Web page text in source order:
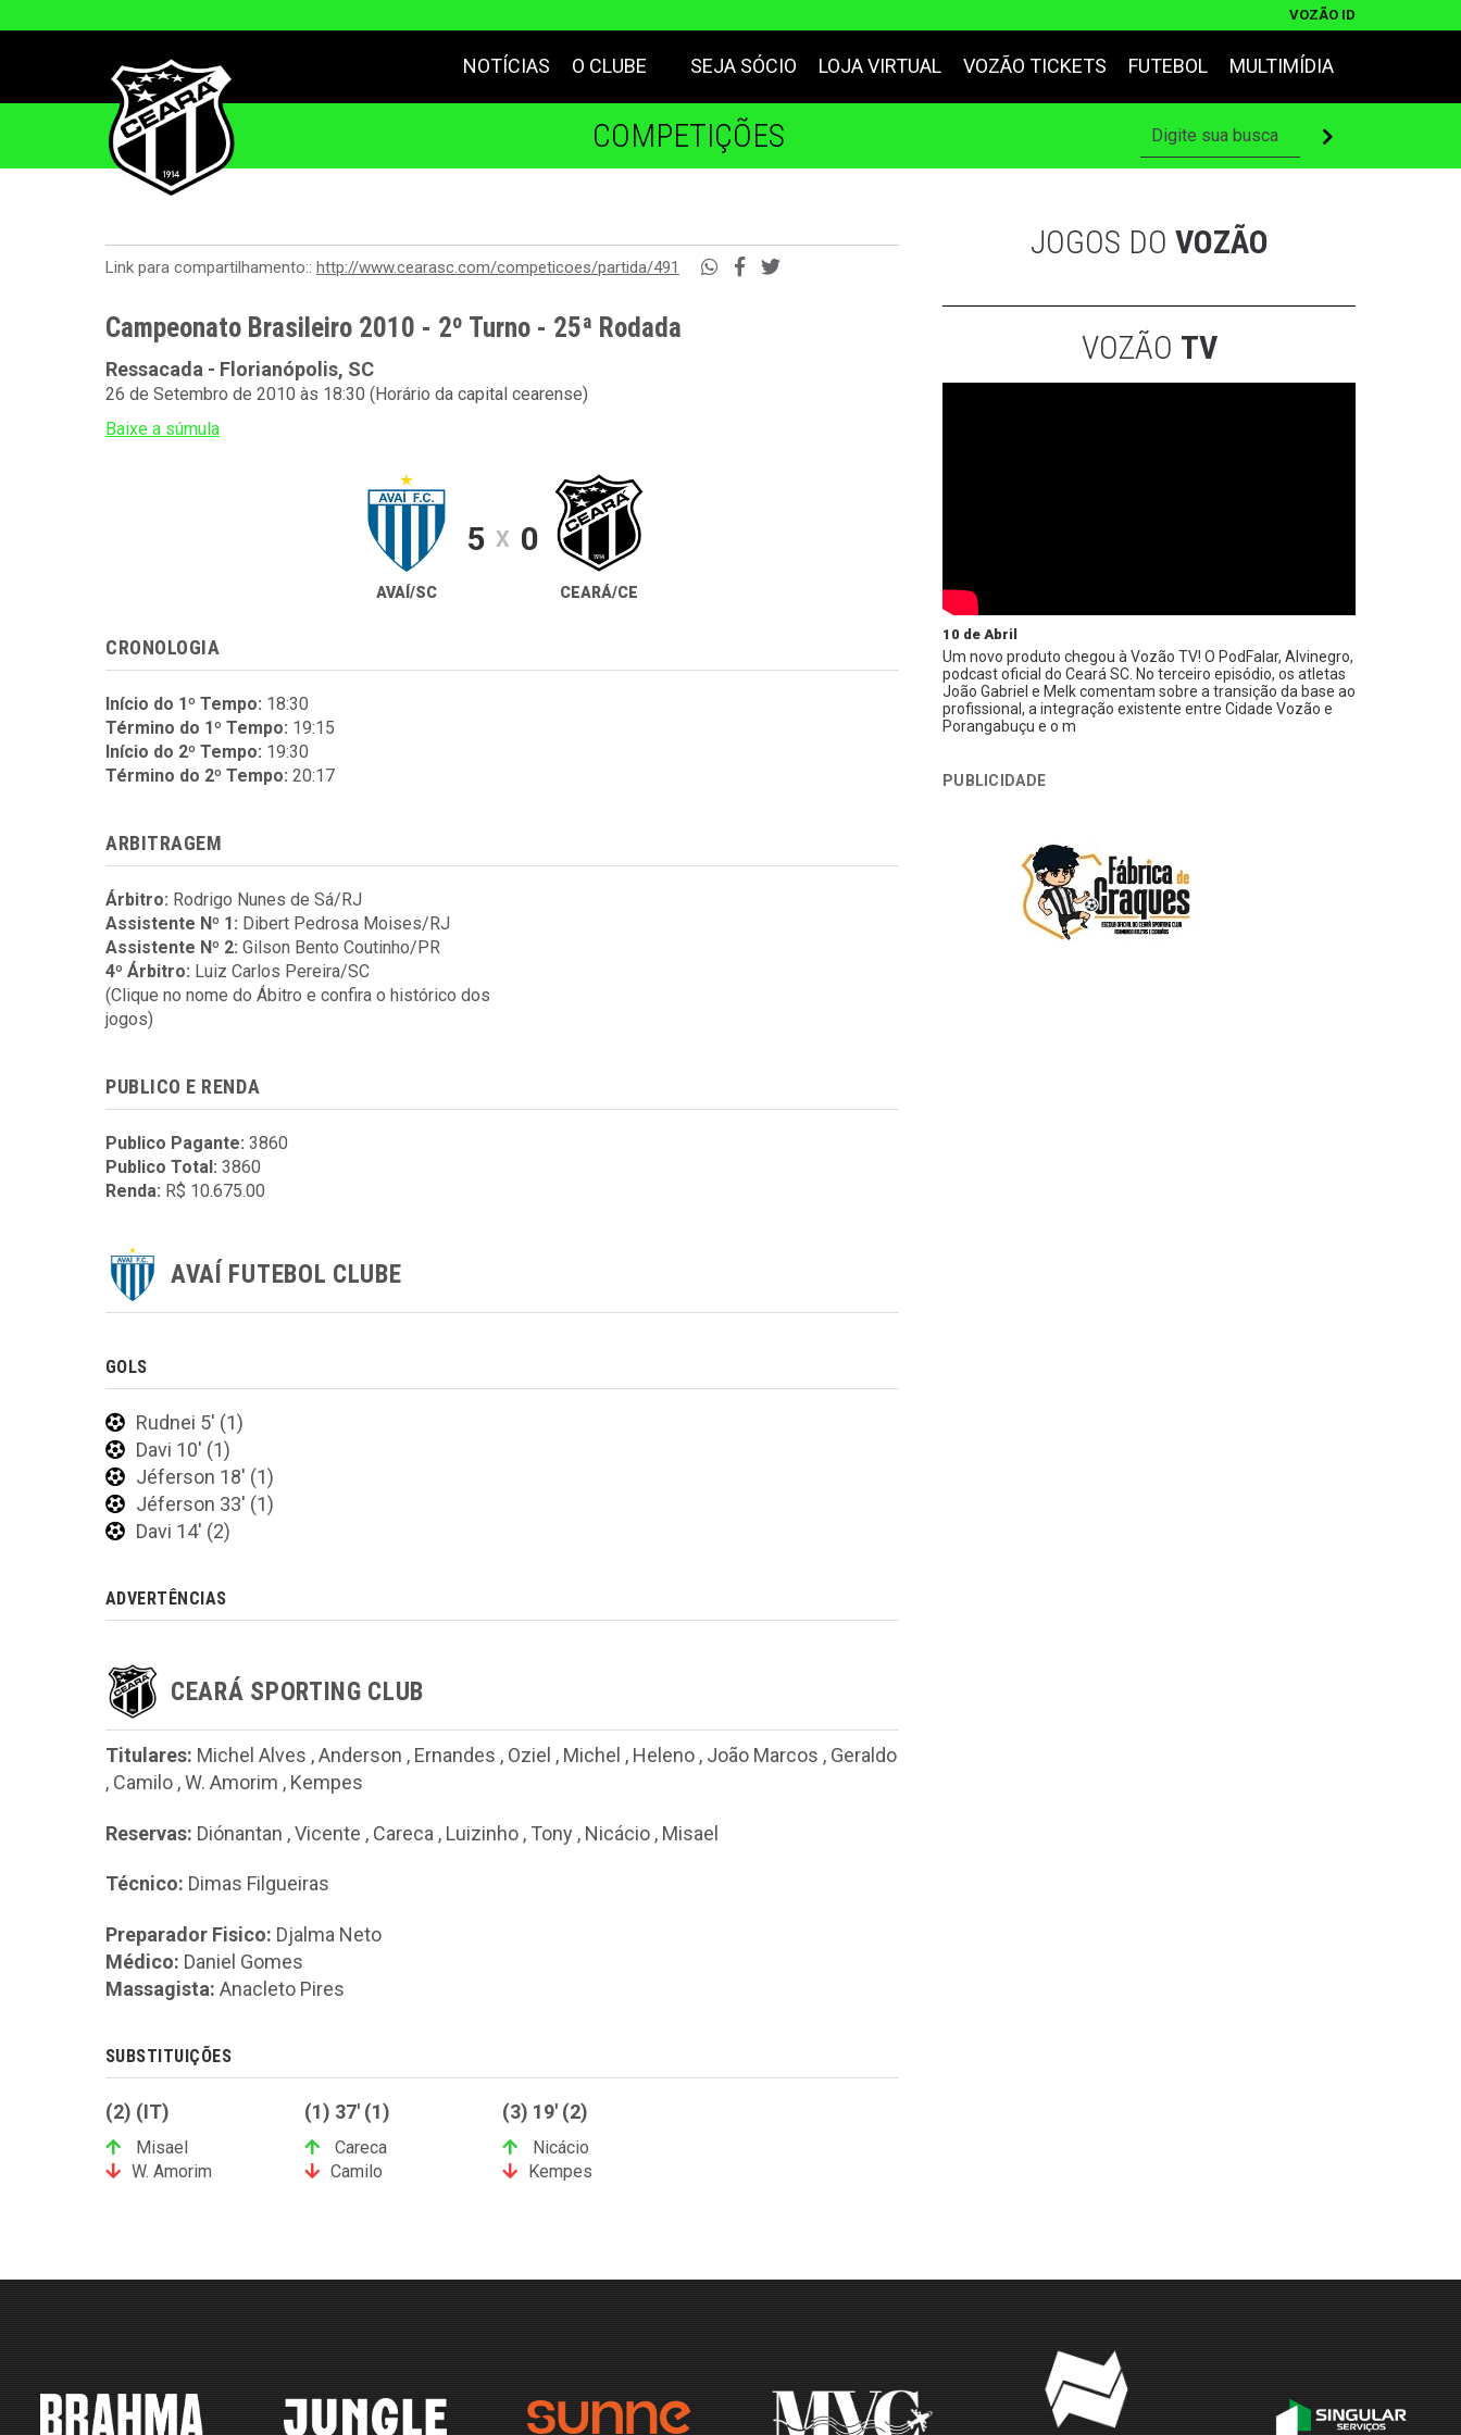
VOZÃO ID
NOTÍCIAS O CLUBE SEJA SÓCIO LOJA VIRTUAL VOZÃO TICKETS FUTEBOL MULTIMÍDIA
COMPETIÇÕES
Link para compartilhamento:: http://www.cearasc.com/competicoes/partida/491
Campeonato Brasileiro 2010 - 2º Turno - 25ª Rodada
Ressacada - Florianópolis, SC
26 de Setembro de 2010 às 18:30 (Horário da capital cearense)
Baixe a súmula
AVAÍ/SC
5 X 0
CEARÁ/CE
CRONOLOGIA
Início do 1º Tempo: 18:30
Término do 1º Tempo: 19:15
Início do 2º Tempo: 19:30
Término do 2º Tempo: 20:17
ARBITRAGEM
Árbitro: Rodrigo Nunes de Sá/RJ
Assistente Nº 1: Dibert Pedrosa Moises/RJ
Assistente Nº 2: Gilson Bento Coutinho/PR
4º Árbitro: Luiz Carlos Pereira/SC
(Clique no nome do Ábitro e confira o histórico dos
jogos)
PUBLICO E RENDA
Publico Pagante: 3860
Publico Total: 3860
Renda: R$ 10.675.00
AVAÍ FUTEBOL CLUBE
GOLS
Rudnei 5' (1)
Davi 10' (1)
Jéferson 18' (1)
Jéferson 33' (1)
Davi 14' (2)
ADVERTÊNCIAS
CEARÁ SPORTING CLUB
Titulares: Michel Alves ,Anderson , Ernandes , Oziel , Michel , Heleno , João Marcos , Geraldo
, Camilo ,W. Amorim , Kempes
Reservas: Diónantan ,Vicente , Careca , Luizinho , Tony , Nicácio , Misael
Técnico: Dimas Filgueiras
Preparador Fisico: Djalma Neto
Médico: Daniel Gomes
Massagista: Anacleto Pires
SUBSTITUIÇÕES
(2) (IT)
Misael
W. Amorim
(1) 37' (1)
Careca
Camilo
(3) 19' (2)
Nicácio
Kempes
JOGOS DO VOZÃO
VOZÃO TV
10 de Abril
Um novo produto chegou à Vozão TV! O PodFalar, Alvinegro,
podcast oficial do Ceará SC. No terceiro episódio, os atletas
João Gabriel e Melk comentam sobre a transição da base ao
profissional, a integração existente entre Cidade Vozão e
Porangabuçu e o m
PUBLICIDADE